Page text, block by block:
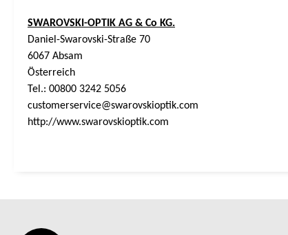
SWAROVSKI-OPTIK AG & Co KG.
Daniel-Swarovski-Straße 70
6067 Absam
Österreich
Tel.: 00800 3242 5056
customerservice@swarovskioptik.com
http://www.swarovskioptik.com